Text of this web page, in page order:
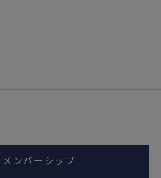
メンバーシップ